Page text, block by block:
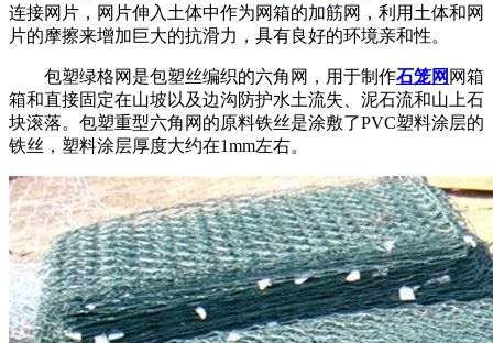
连接网片，网片伸入土体中作为网箱的加筋网，利用土体和网
片的摩擦来增加巨大的抗滑力，具有良好的环境亲和性。
包塑绿格网是包塑丝编织的六角网，用于制作石笼网 网箱
箱和直接固定在山坡以及边沟防护水土流失、泥石流和山上石
块滚落。包塑重型六角网的原料铁丝是涂敷了PVC塑料涂层的
铁丝，塑料涂层厚度大约在1mm左右。